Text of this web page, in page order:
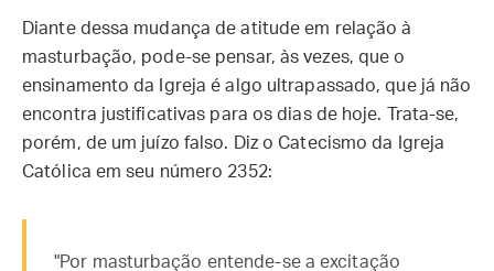
Diante dessa mudança de atitude em relação à
masturbação, pode-se pensar, às vezes, que o
ensinamento da Igreja é algo ultrapassado, que já não
encontra justificativas para os dias de hoje. Trata-se,
porém, de um juízo falso. Diz o Catecismo da Igreja
Católica em seu número 2352:
"Por masturbação entende-se a excitação